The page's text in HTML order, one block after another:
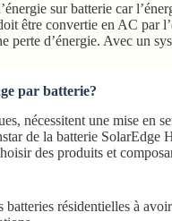
sur batterie car
être convertie en AC
d’énergie. Avec un
par batterie?
nécessitent une mise
de la batterie
des produits et
résidentielles à